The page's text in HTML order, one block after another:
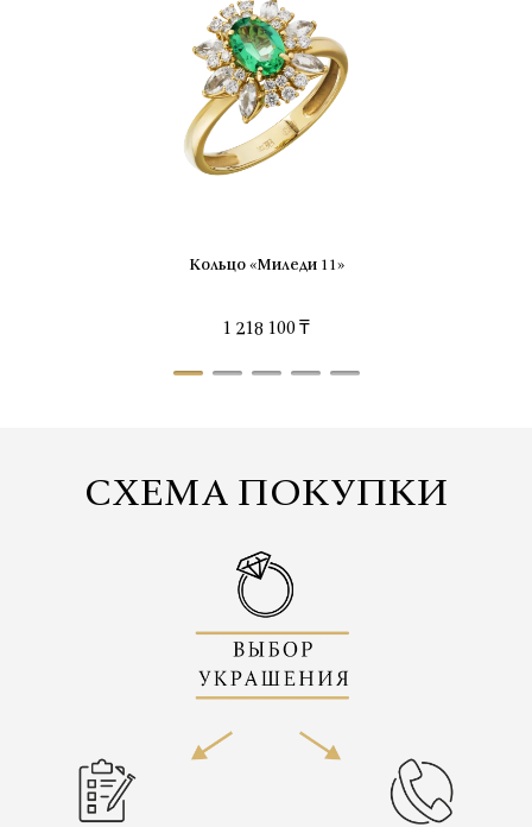
Кольцо «Миледи 11»
1 218 100 ₸
СХЕМА ПОКУПКИ